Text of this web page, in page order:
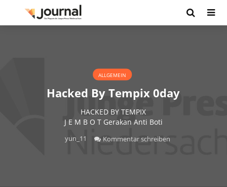
ALLGEMEIN
Hacked By Tempix 0day
HACKED BY TEMPIX
J E M B O T Gerakan Anti Boti
yun_11 Kommentar schreiben